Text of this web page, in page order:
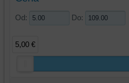
Od: Do:
5,00 €